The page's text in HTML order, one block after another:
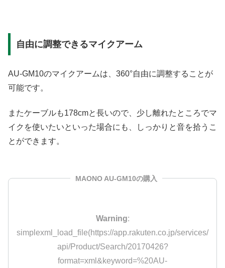
自由に調整できるマイクアーム
AU-GM10のマイクアームは、360°自由に調整することが
可能です。
またケーブルも178cmと長いので、少し離れたところでマ
イクを使いたいといった場合にも、しっかりと音を拾うこ
とができます。
MAONO AU-GM10の購入
Warning:
simplexml_load_file(https://app.rakuten.co.jp/services/
api/Product/Search/20170426?
format=xml&keyword=%20AU-